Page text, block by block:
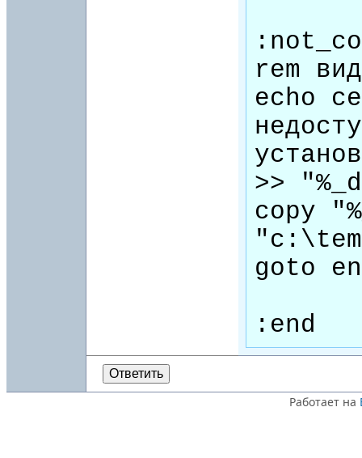
rem
echo
>>
copy
goto
:end
Ответить
Работает на